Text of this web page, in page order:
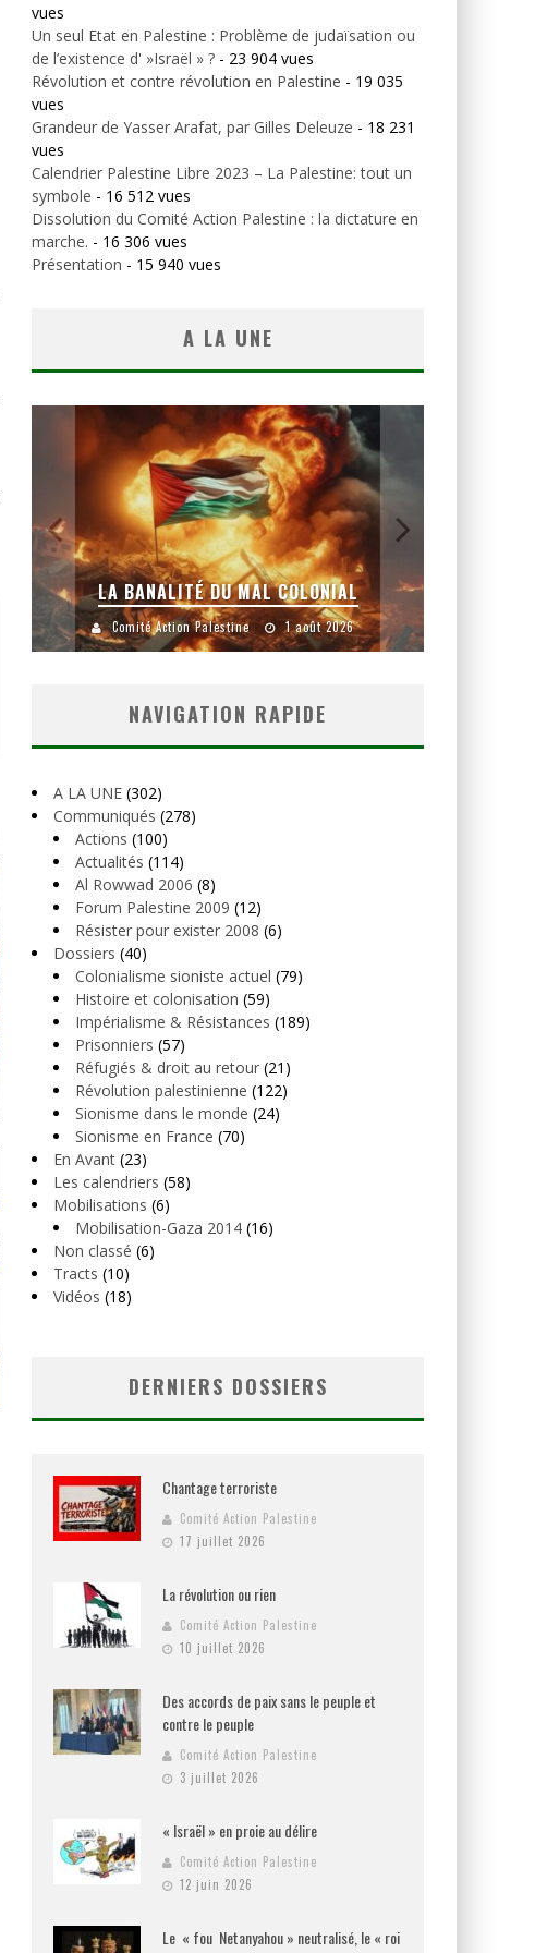
vues
Un seul Etat en Palestine : Problème de judaïsation ou
de l’existence d' »Israël » ? - 23 904 vues
Révolution et contre révolution en Palestine - 19 035
vues
Grandeur de Yasser Arafat, par Gilles Deleuze - 18 231
vues
Calendrier Palestine Libre 2023 – La Palestine: tout un
symbole - 16 512 vues
Dissolution du Comité Action Palestine : la dictature en
marche. - 16 306 vues
Présentation - 15 940 vues
A LA UNE
LA BANALITÉ DU MAL COLONIAL
Comité Action Palestine 1 août 2026
NAVIGATION RAPIDE
A LA UNE (302)
Communiqués (278)
Actions (100)
Actualités (114)
Al Rowwad 2006 (8)
Forum Palestine 2009 (12)
Résister pour exister 2008 (6)
Dossiers (40)
Colonialisme sioniste actuel (79)
Histoire et colonisation (59)
Impérialisme & Résistances (189)
Prisonniers (57)
Réfugiés & droit au retour (21)
Révolution palestinienne (122)
Sionisme dans le monde (24)
Sionisme en France (70)
En Avant (23)
Les calendriers (58)
Mobilisations (6)
Mobilisation-Gaza 2014 (16)
Non classé (6)
Tracts (10)
Vidéos (18)
DERNIERS DOSSIERS
Chantage terroriste
Comité Action Palestine
17 juillet 2026
La révolution ou rien
Comité Action Palestine
10 juillet 2026
Des accords de paix sans le peuple et
contre le peuple
Comité Action Palestine
3 juillet 2026
« Israël » en proie au délire
Comité Action Palestine
12 juin 2026
Le « fou Netanyahou » neutralisé, le « roi